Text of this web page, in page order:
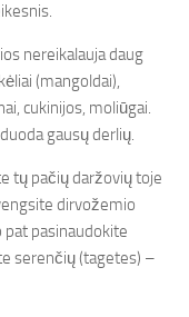
nereikalauja daug
(mangoldai),
cukinijos, moliūgai.
gausų derlių.
tų pačių daržovių toje
dirvožemio
pat pasinaudokite
serenčių (tagetes) –